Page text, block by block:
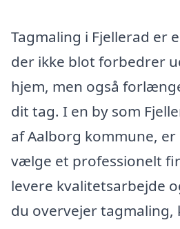
Tagmaling i Fjellerad er
der ikke blot forbedrer
hjem, men også
dit tag. I en by som
af Aalborg kommune,
vælge et professionelt
levere kvalitetsarbejde
du overvejer tagmaling,